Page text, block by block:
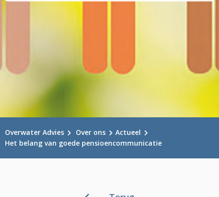
Overwater Advies Over ons
Actueel
Het belang van goede pensioencommunicatie